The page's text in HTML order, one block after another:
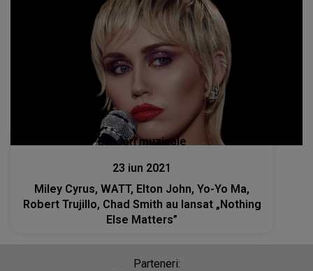
Lansări muzicale
23 iun 2021
Miley Cyrus, WATT, Elton John, Yo-Yo Ma,
Robert Trujillo, Chad Smith au lansat „Nothing
Else Matters”
Parteneri: